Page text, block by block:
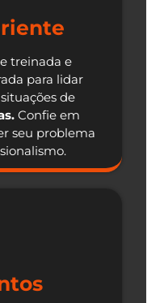
treinada e
para lidar
de
Confie em
seu problema